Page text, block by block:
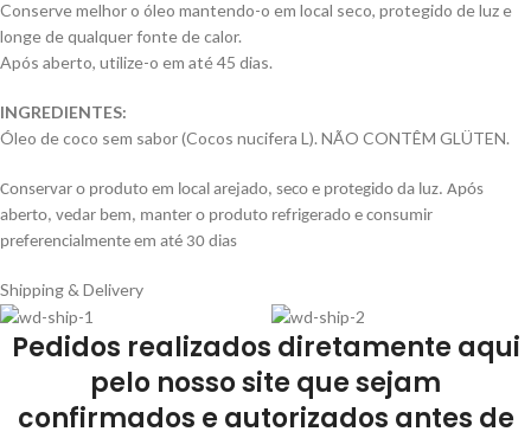
Conserve melhor o óleo mantendo-o em local seco, protegido de luz e
longe de qualquer fonte de calor.
Após aberto, utilize-o em até 45 dias.
INGREDIENTES:
Óleo de coco sem sabor (Cocos nucifera L). NÃO CONTÊM GLÜTEN.
Conservar o produto em local arejado, seco e protegido da luz. Após
aberto, vedar bem, manter o produto refrigerado e consumir
preferencialmente em até 30 dias
Shipping & Delivery
Pedidos realizados diretamente aqui
pelo nosso site que sejam
confirmados e autorizados antes de